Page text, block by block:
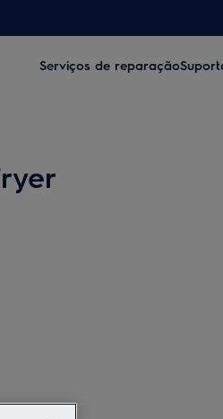
Serviços de reparação